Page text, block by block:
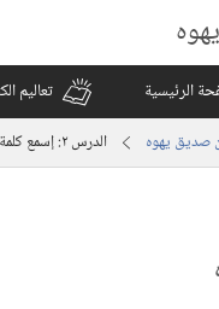
الرئيسية
تعاليم
صديق يهوه الدرس ٢:‏ إسمع كلمة يهوه